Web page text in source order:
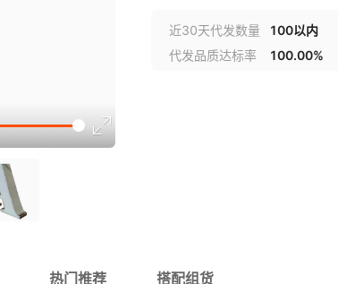
近30天代发数量 100以内
代发品质达标率
100.00%
热门推荐 搭配组货